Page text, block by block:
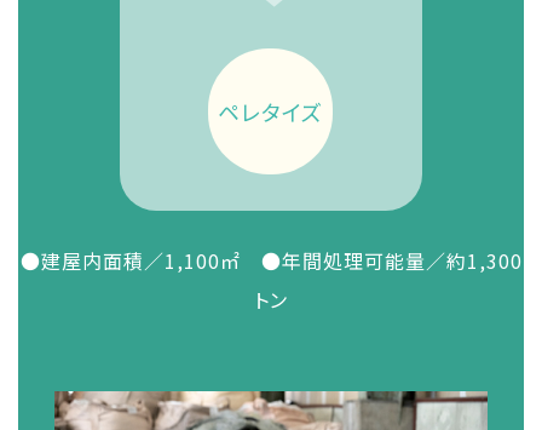
ペレタイズ
●建屋内面積／1,100㎡ ●年間処理可能量／約1,300
トン